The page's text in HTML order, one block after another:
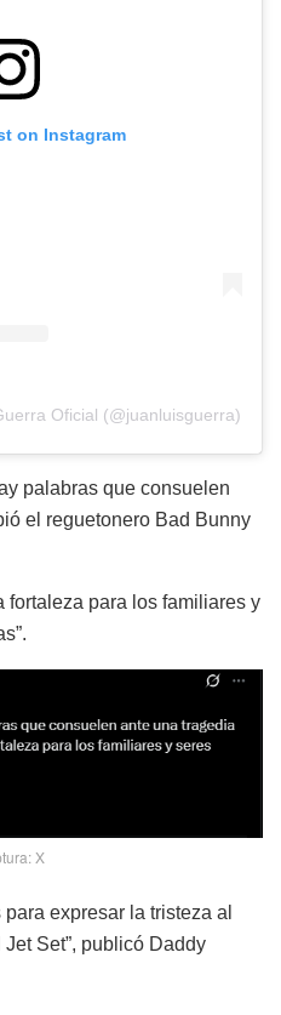
on Instagram
Oficial (@juanluisguerra)
palabras que consuelen
el reguetonero Bad Bunny
fortaleza para los familiares y
X
expresar la tristeza al
Set”, publicó Daddy